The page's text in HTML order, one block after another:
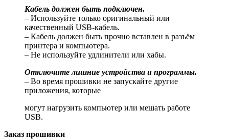
Кабель должен быть подключен.
– Используйте только оригинальный или
качественный USB-кабель.
– Кабель должен быть прочно вставлен в разъём
принтера и компьютера.
– Не используйте удлинители или хабы.
Отключите лишние устройства и программы.
– Во время прошивки не запускайте другие
приложения, которые
могут нагрузить компьютер или мешать работе
USB.
Заказ прошивки